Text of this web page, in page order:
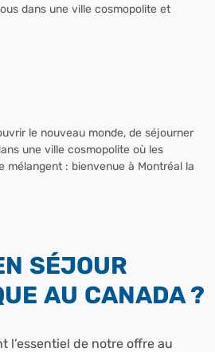
dans une ville cosmopolite et
le nouveau monde, de séjourner
une ville cosmopolite où les
mélangent : bienvenue à Montréal la
SÉJOUR
AU CANADA ?
l’essentiel de notre offre au